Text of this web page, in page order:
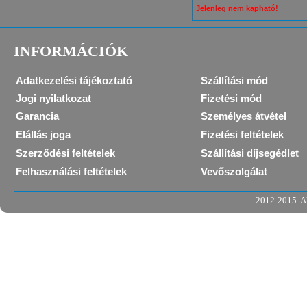
Jelenleg nem kapható!
INFORMÁCIÓK
Adatkezelési tájékoztató
Szállítási mód
Jogi nyilatkozat
Fizetési mód
Garancia
Személyes átvétel
Elállás joga
Fizetési feltételek
Szerződési feltételek
Szállítási díjsegédlet
Felhasználási feltételek
Vevőszolgálat
2012-2015.